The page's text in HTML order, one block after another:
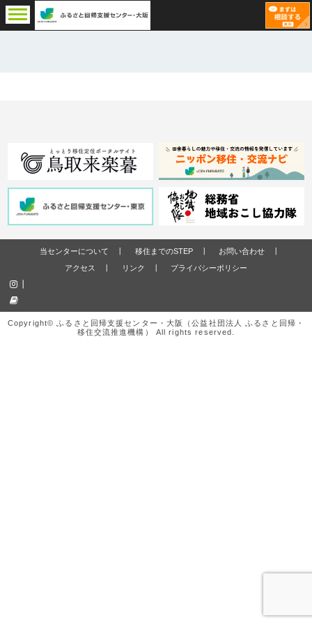
当センターについて 移住までのSTEP
お問い合わせ
アクセス
リンク プライバシーポリシー
Copyright© ふるさと回帰支援センター・大阪（公益社団法人 ふるさと回帰・
移住交流推進機構） All rights reserved.